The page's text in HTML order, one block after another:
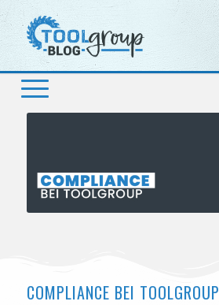
COMPLIANCE BEI TOOLGROUP